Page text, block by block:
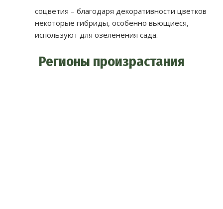
соцветия – благодаря декоративности цветков
некоторые гибриды, особенно вьющиеся,
используют для озеленения сада.
Регионы произрастания